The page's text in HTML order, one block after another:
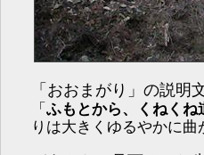
「おおまがり」の説明
「ふもとから、くねく
りは大きくゆるやかに曲